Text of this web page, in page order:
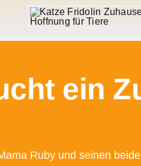
ein
Ruby und seinen